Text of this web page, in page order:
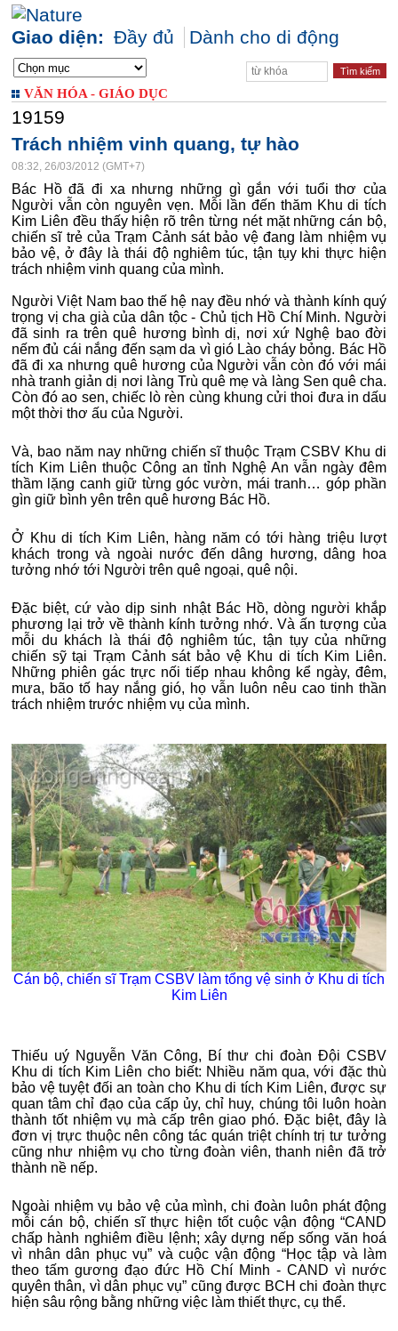
Giao diện: Đầy đủ Dành cho di động
VĂN HÓA - GIÁO DỤC
19159
Trách nhiệm vinh quang, tự hào
08:32, 26/03/2012 (GMT+7)
Bác Hồ đã đi xa nhưng những gì gắn với tuổi thơ của
Người vẫn còn nguyên vẹn. Mỗi lần đến thăm Khu di tích
Kim Liên đều thấy hiện rõ trên từng nét mặt những cán bộ,
chiến sĩ trẻ của Trạm Cảnh sát bảo vệ đang làm nhiệm vụ
bảo vệ, ở đây là thái độ nghiêm túc, tận tụy khi thực hiện
trách nhiệm vinh quang của mình.
Người Việt Nam bao thế hệ nay đều nhớ và thành kính quý
trọng vị cha già của dân tộc - Chủ tịch Hồ Chí Minh. Người
đã sinh ra trên quê hương bình dị, nơi xứ Nghệ bao đời
nếm đủ cái nắng đến sạm da vì gió Lào cháy bỏng. Bác Hồ
đã đi xa nhưng quê hương của Người vẫn còn đó với mái
nhà tranh giản dị nơi làng Trù quê mẹ và làng Sen quê cha.
Còn đó ao sen, chiếc lò rèn cùng khung cửi thoi đưa in dấu
một thời thơ ấu của Người.
Và, bao năm nay những chiến sĩ thuộc Trạm CSBV Khu di
tích Kim Liên thuộc Công an tỉnh Nghệ An vẫn ngày đêm
thầm lặng canh giữ từng góc vườn, mái tranh… góp phần
gìn giữ bình yên trên quê hương Bác Hồ.
Ở Khu di tích Kim Liên, hàng năm có tới hàng triệu lượt
khách trong và ngoài nước đến dâng hương, dâng hoa
tưởng nhớ tới Người trên quê ngoại, quê nội.
Đặc biệt, cứ vào dịp sinh nhật Bác Hồ, dòng người khắp
phương lại trở về thành kính tưởng nhớ. Và ấn tượng của
mỗi du khách là thái độ nghiêm túc, tận tụy của những
chiến sỹ tại Trạm Cảnh sát bảo vệ Khu di tích Kim Liên.
Những phiên gác trực nối tiếp nhau không kể ngày, đêm,
mưa, bão tố hay nắng gió, họ vẫn luôn nêu cao tinh thần
trách nhiệm trước nhiệm vụ của mình.
Cán bộ, chiến sĩ Trạm CSBV làm tổng vệ sinh ở Khu di tích
Kim Liên
Thiếu uý Nguyễn Văn Công, Bí thư chi đoàn Đội CSBV
Khu di tích Kim Liên cho biết: Nhiều năm qua, với đặc thù
bảo vệ tuyệt đối an toàn cho Khu di tích Kim Liên, được sự
quan tâm chỉ đạo của cấp ủy, chỉ huy, chúng tôi luôn hoàn
thành tốt nhiệm vụ mà cấp trên giao phó. Đặc biệt, đây là
đơn vị trực thuộc nên công tác quán triệt chính trị tư tưởng
cũng như nhiệm vụ cho từng đoàn viên, thanh niên đã trở
thành nề nếp.
Ngoài nhiệm vụ bảo vệ của mình, chi đoàn luôn phát động
mỗi cán bộ, chiến sĩ thực hiện tốt cuộc vận động “CAND
chấp hành nghiêm điều lệnh; xây dựng nếp sống văn hoá
vì nhân dân phục vụ” và cuộc vận động “Học tập và làm
theo tấm gương đạo đức Hồ Chí Minh - CAND vì nước
quyên thân, vì dân phục vụ” cũng được BCH chi đoàn thực
hiện sâu rộng bằng những việc làm thiết thực, cụ thể.